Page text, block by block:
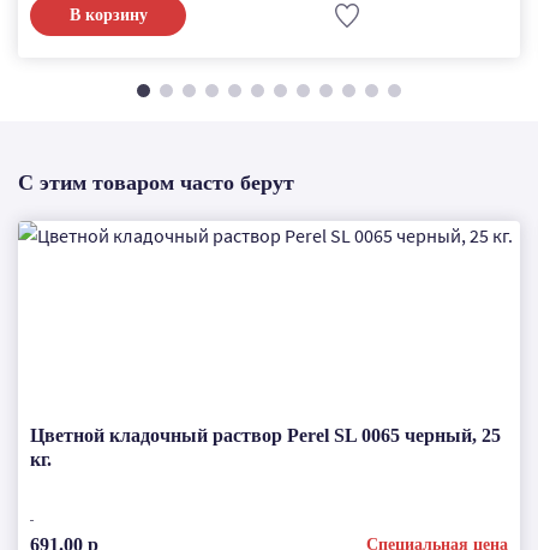
В корзину
С этим товаром часто берут
Цветной кладочный раствор Perel SL 0065 черный, 25
кг.
691.00 р
Специальная цена